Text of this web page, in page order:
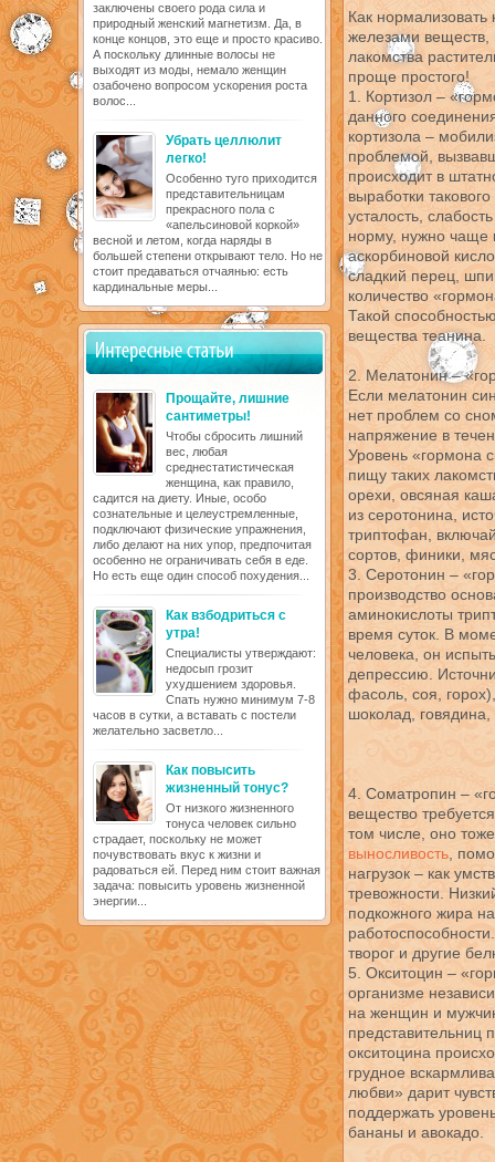
заключены своего рода сила и
природный женский магнетизм. Да, в
конце концов, это еще и просто красиво.
А поскольку длинные волосы не
выходят из моды, немало женщин
озабочено вопросом ускорения роста
волос...
Убрать целлюлит
легко!
Особенно туго приходится
представительницам
прекрасного пола с
«апельсиновой коркой»
весной и летом, когда наряды в
большей степени открывают тело. Но не
стоит предаваться отчаянью: есть
кардинальные меры...
Прощайте, лишние
сантиметры!
Чтобы сбросить лишний
вес, любая
среднестатистическая
женщина, как правило,
садится на диету. Иные, особо
сознательные и целеустремленные,
подключают физические упражнения,
либо делают на них упор, предпочитая
особенно не ограничивать себя в еде.
Но есть еще один способ похудения...
Как взбодриться с
утра!
Специалисты утверждают:
недосып грозит
ухудшением здоровья.
Спать нужно минимум 7-8
часов в сутки, а вставать с постели
желательно засветло...
Как повысить
жизненный тонус?
От низкого жизненного
тонуса человек сильно
страдает, поскольку не может
почувствовать вкус к жизни и
радоваться ей. Перед ним стоит важная
задача: повысить уровень жизненной
энергии...
Как
железами веществ,
лакомства
проще простого!
1. Кортизол –
данного
кортизола –
проблемой,
происходит в
выработки
усталость,
норму, нужно чаще
аскорбиновой
сладкий перец,
количество
Такой
вещества теанина.
2. Мелатонин –
Если мелатонин
нет проблем со
напряжение в
Уровень «гормона
пищу таких
орехи, овсяная
из серотонина,
триптофан,
сортов, финики,
3. Серотонин –
производство
аминокислоты
время суток. В
человека, он
депрессию.
фасоль, соя,
шоколад,
4. Соматропин –
вещество
том числе, оно
выносливость ,
нагрузок – как
тревожности.
подкожного жира
творог и другие
5. Окситоцин –
организме
на женщин и
представительниц
окситоцина
грудное
любви» дарит
поддержать
бананы и авокадо.